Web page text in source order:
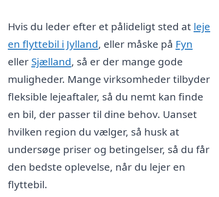
Hvis du leder efter et pålideligt sted at leje
en flyttebil i Jylland, eller måske på Fyn
eller Sjælland, så er der mange gode
muligheder. Mange virksomheder tilbyder
fleksible lejeaftaler, så du nemt kan finde
en bil, der passer til dine behov. Uanset
hvilken region du vælger, så husk at
undersøge priser og betingelser, så du får
den bedste oplevelse, når du lejer en
flyttebil.